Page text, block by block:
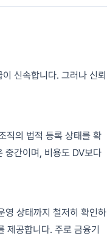
신속합니다. 그러나 신뢰
직의 법적 등록 상태를 확
중간이며, 비용도 DV보다
영 상태까지 철저히 확인하
제공합니다. 주로 금융기